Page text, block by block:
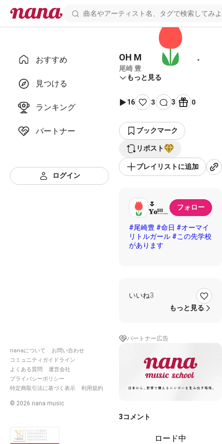
おすすめ
見つける
ランキング
パートナー
ログイン
nanaについて
お問い合わせ
コミュニティガイドライン
よくある質問
運営会社
プライバシーポリシー
特定商取引法に基づく表示
利用規約
© 2026 nana music
OH MY LITTLE GIRL
尾崎 豊
もっと見る
16 3 3 0
ブックマーク
リポスト
プレイリストに追加
🌷
𝐘𝐨!!!
フォロー
#尾崎豊 #命日 #オーマイ
リトルガール #この先学校
があります
いいね3
もっと見る
パートナー広告
3コメント
ロード中